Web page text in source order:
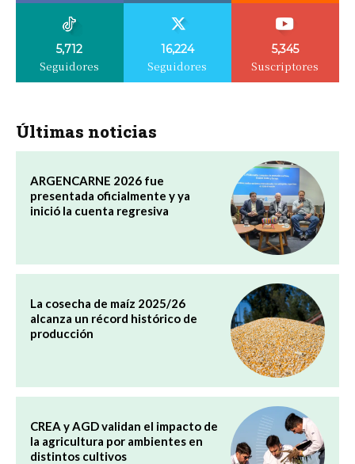
5,712
Seguidores
16,224
Seguidores
5,345
Suscriptores
Últimas noticias
ARGENCARNE 2026 fue
presentada oficialmente y ya
inició la cuenta regresiva
La cosecha de maíz 2025/26
alcanza un récord histórico de
producción
CREA y AGD validan el impacto de
la agricultura por ambientes en
distintos cultivos